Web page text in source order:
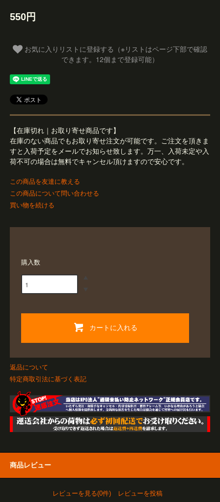
550円
できます。12個まで登録可能）
【在庫切れ｜お取り寄せ商品です】
在庫のない商品でもお取り寄せ注文が可能です。ご注文を頂きま
すと入荷予定をメールでお知らせ致します。万一、入荷未定や入
荷不可の場合は無料でキャンセル頂けますので安心です。
この商品を友達に教える
この商品について問い合わせる
買い物を続ける
購入数
カートに入れる
返品について
特定商取引法に基づく表記
商品レビュー
レビューを見る(0件) レビューを投稿